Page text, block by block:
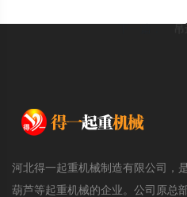
河北得一起重机械制造有限公司，
葫芦等起重机械的企业。公司原总